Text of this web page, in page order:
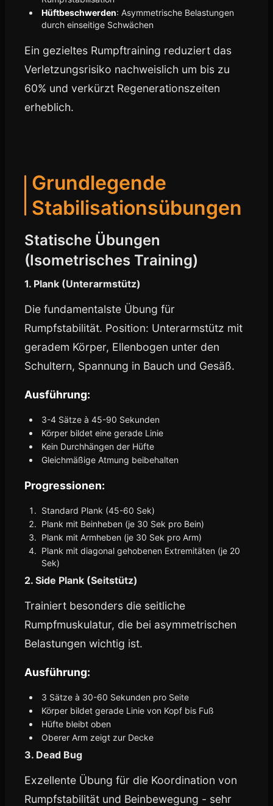
Hüftbeschwerden: Asymmetrische Belastungen
durch einseitige Schwächen
Ein gezieltes Rumpftraining reduziert das
Verletzungsrisiko nachweislich um bis zu
60% und verkürzt Regenerationszeiten
erheblich.
Grundlegende
Stabilisationsübungen
Statische Übungen
(Isometrisches Training)
1. Plank (Unterarmstütz)
Die fundamentalste Übung für
Rumpfstabilität. Position: Unterarmstütz mit
geradem Körper, Ellenbogen unter den
Schultern, Spannung in Bauch und Gesäß.
Ausführung:
3-4 Sätze à 45-90 Sekunden
Körper bildet eine gerade Linie
Kein Durchhängen der Hüfte
Gleichmäßige Atmung beibehalten
Progressionen:
Standard Plank (45-60 Sek)
Plank mit Beinheben (je 30 Sek pro Bein)
Plank mit Armheben (je 30 Sek pro Arm)
Plank mit diagonal gehobenen Extremitäten (je 20
Sek)
2. Side Plank (Seitstütz)
Trainiert besonders die seitliche
Rumpfmuskulatur, die bei asymmetrischen
Belastungen wichtig ist.
Ausführung:
3 Sätze à 30-60 Sekunden pro Seite
Körper bildet gerade Linie von Kopf bis Fuß
Hüfte bleibt oben
Oberer Arm zeigt zur Decke
3. Dead Bug
Exzellente Übung für die Koordination von
Rumpfstabilität und Beinbewegung - sehr